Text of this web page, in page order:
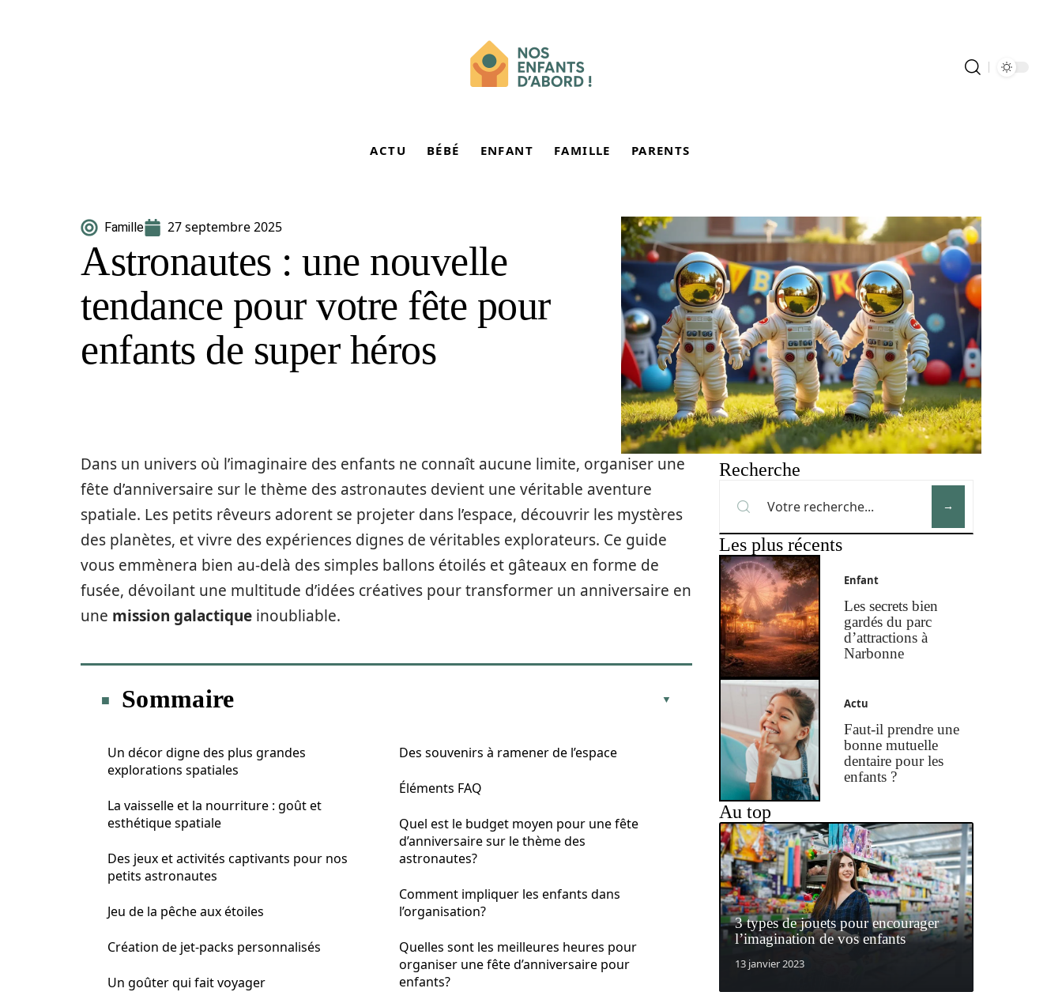
ACTU BÉBÉ ENFANT FAMILLE PARENTS
Famille 27 septembre 2025
Astronautes : une nouvelle
tendance pour votre fête pour
enfants de super héros
Dans un univers où l’imaginaire des enfants ne connaît aucune limite, organiser une
fête d’anniversaire sur le thème des astronautes devient une véritable aventure
spatiale. Les petits rêveurs adorent se projeter dans l’espace, découvrir les mystères
des planètes, et vivre des expériences dignes de véritables explorateurs. Ce guide
vous emmènera bien au-delà des simples ballons étoilés et gâteaux en forme de
fusée, dévoilant une multitude d’idées créatives pour transformer un anniversaire en
une mission galactique inoubliable.
Sommaire
Un décor digne des plus grandes
explorations spatiales
La vaisselle et la nourriture : goût et
esthétique spatiale
Des jeux et activités captivants pour nos
petits astronautes
Jeu de la pêche aux étoiles
Création de jet-packs personnalisés
Un goûter qui fait voyager
Des souvenirs à ramener de l’espace
Éléments FAQ
Quel est le budget moyen pour une fête
d’anniversaire sur le thème des
astronautes?
Comment impliquer les enfants dans
l’organisation?
Quelles sont les meilleures heures pour
organiser une fête d’anniversaire pour
enfants?
Recherche
Les plus récents
Enfant
Les secrets bien
gardés du parc
d’attractions à
Narbonne
Actu
Faut-il prendre une
bonne mutuelle
dentaire pour les
enfants ?
Au top
3 types de jouets pour encourager
l’imagination de vos enfants
13 janvier 2023